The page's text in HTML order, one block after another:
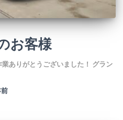
お客様
ありがとうございました！ グラン
前